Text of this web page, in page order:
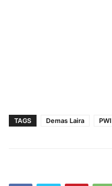
TAGS Demas Laira PWI